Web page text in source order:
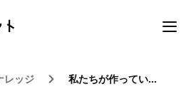
レッジ 私たちが作っています！はたらくビビビット編集部2016